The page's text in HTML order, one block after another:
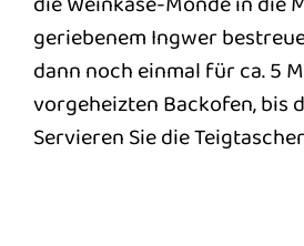
geriebenem Ingwer
dann noch einmal für ca. 5
vorgeheizten Backofen, bis
Servieren Sie die